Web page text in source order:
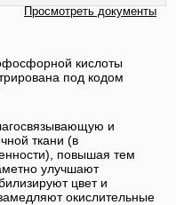
Просмотреть документы
кислоты
под кодом
и
ткани (в
повышая тем
улучшают
цвет и
окислительные